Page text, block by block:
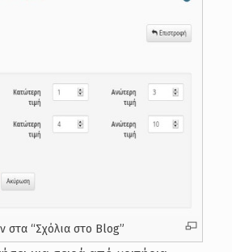
στα “Σχόλια στο Blog”